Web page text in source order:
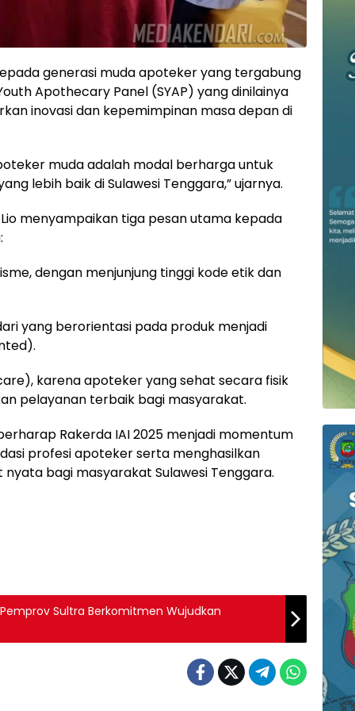
generasi muda apoteker yang tergabung
Apothecary Panel (SYAP) yang dinilainya
inovasi dan kepemimpinan masa depan di
muda adalah modal berharga untuk
lebih baik di Sulawesi Tenggara,” ujarnya.
menyampaikan tiga pesan utama kepada
dengan menjunjung tinggi kode etik dan
yang berorientasi pada produk menjadi
karena apoteker yang sehat secara fisik
pelayanan terbaik bagi masyarakat.
Rakerda IAI 2025 menjadi momentum
profesi apoteker serta menghasilkan
bagi masyarakat Sulawesi Tenggara.
Sultra Berkomitmen Wujudkan